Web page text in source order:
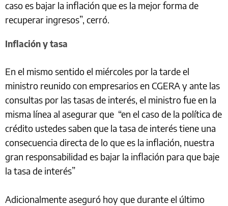
caso es bajar la inflación que es la mejor forma de
recuperar ingresos”, cerró.
Inflación y tasa
En el mismo sentido el miércoles por la tarde el
ministro reunido con empresarios en CGERA y ante las
consultas por las tasas de interés, el ministro fue en la
misma línea al asegurar que “en el caso de la política de
crédito ustedes saben que la tasa de interés tiene una
consecuencia directa de lo que es la inflación, nuestra
gran responsabilidad es bajar la inflación para que baje
la tasa de interés”
Adicionalmente aseguró hoy que durante el último